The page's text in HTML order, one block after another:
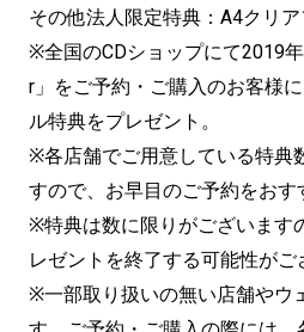
その他法人限定特典：A4クリ
※全国のCDショップにて2019
r」をご予約・ご購入のお客様
ル特典をプレゼント。
※各店舗でご用意している特典
すので、お早目のご予約をおす
※特典は数に限りがございます
レゼントを終了する可能性がご
※一部取り扱いの無い店舗やウ